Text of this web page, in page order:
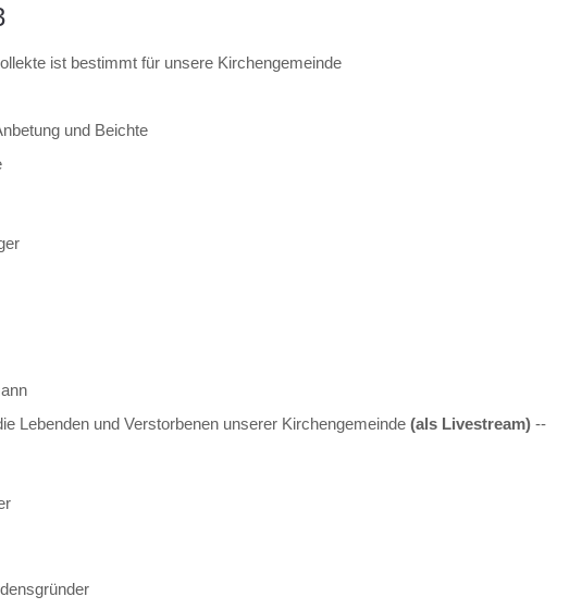
ist bestimmt für unsere Kirchengemeinde
und Beichte
Lebenden und Verstorbenen unserer Kirchengemeinde (als Livestream) --